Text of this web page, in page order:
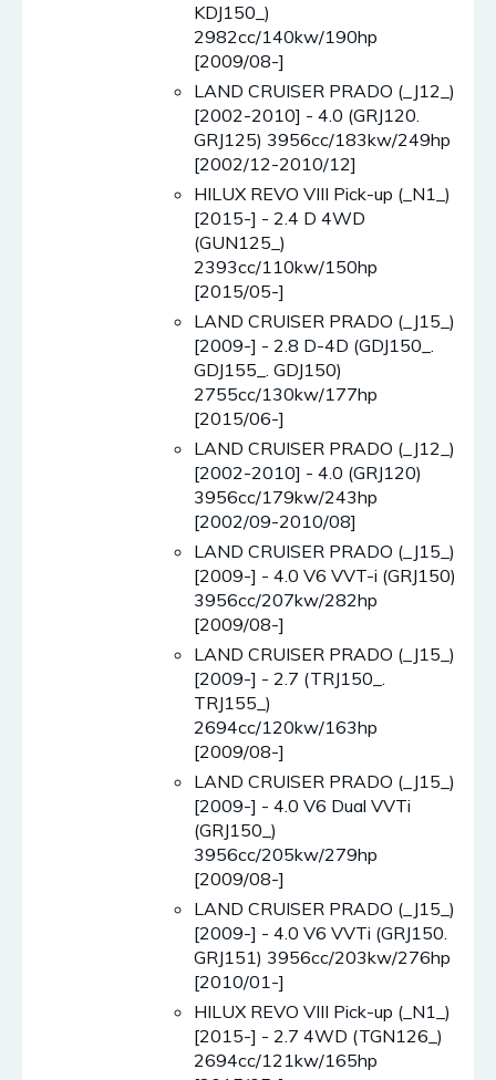
KDJ150_)
2982cc/140kw/190hp
[2009/08-]
LAND CRUISER PRADO (_J12_)
[2002-2010] - 4.0 (GRJ120.
GRJ125) 3956cc/183kw/249hp
[2002/12-2010/12]
HILUX REVO VIII Pick-up (_N1_)
[2015-] - 2.4 D 4WD
(GUN125_)
2393cc/110kw/150hp
[2015/05-]
LAND CRUISER PRADO (_J15_)
[2009-] - 2.8 D-4D (GDJ150_.
GDJ155_. GDJ150)
2755cc/130kw/177hp
[2015/06-]
LAND CRUISER PRADO (_J12_)
[2002-2010] - 4.0 (GRJ120)
3956cc/179kw/243hp
[2002/09-2010/08]
LAND CRUISER PRADO (_J15_)
[2009-] - 4.0 V6 VVT-i (GRJ150)
3956cc/207kw/282hp
[2009/08-]
LAND CRUISER PRADO (_J15_)
[2009-] - 2.7 (TRJ150_.
TRJ155_)
2694cc/120kw/163hp
[2009/08-]
LAND CRUISER PRADO (_J15_)
[2009-] - 4.0 V6 Dual VVTi
(GRJ150_)
3956cc/205kw/279hp
[2009/08-]
LAND CRUISER PRADO (_J15_)
[2009-] - 4.0 V6 VVTi (GRJ150.
GRJ151) 3956cc/203kw/276hp
[2010/01-]
HILUX REVO VIII Pick-up (_N1_)
[2015-] - 2.7 4WD (TGN126_)
2694cc/121kw/165hp